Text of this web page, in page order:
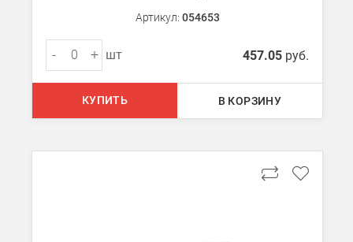
Артикул: 054653
- + шт 457.05 руб.
КУПИТЬ В КОРЗИНУ